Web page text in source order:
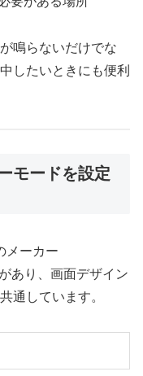
鳴らないだけでな
したいときにも便利
モードを設定
メーカー
あり、画面デザイン
通しています。